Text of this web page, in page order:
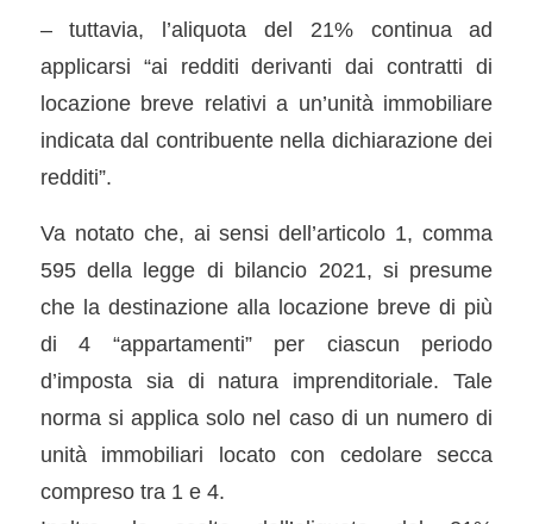
– tuttavia, l’aliquota del 21% continua ad
applicarsi “ai redditi derivanti dai contratti di
locazione breve relativi a un’unità immobiliare
indicata dal contribuente nella dichiarazione dei
redditi”.
Va notato che, ai sensi dell’articolo 1, comma
595 della legge di bilancio 2021, si presume
che la destinazione alla locazione breve di più
di 4 “appartamenti” per ciascun periodo
d’imposta sia di natura imprenditoriale. Tale
norma si applica solo nel caso di un numero di
unità immobiliari locato con cedolare secca
compreso tra 1 e 4.